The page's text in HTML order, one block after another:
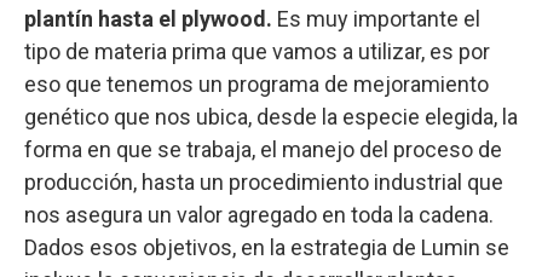
plantín hasta el plywood. Es muy importante el
tipo de materia prima que vamos a utilizar, es por
eso que tenemos un programa de mejoramiento
genético que nos ubica, desde la especie elegida, la
forma en que se trabaja, el manejo del proceso de
producción, hasta un procedimiento industrial que
nos asegura un valor agregado en toda la cadena.
Dados esos objetivos, en la estrategia de Lumin se